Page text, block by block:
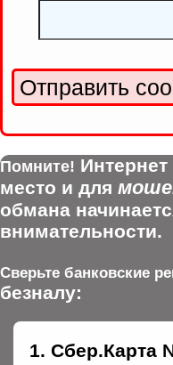
Помните!
место и для
обмана
внимательности.
Сверьте банковские
безналу:
Сбер.Карта